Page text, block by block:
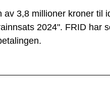
3,8 millioner kroner til
2024". FRID har